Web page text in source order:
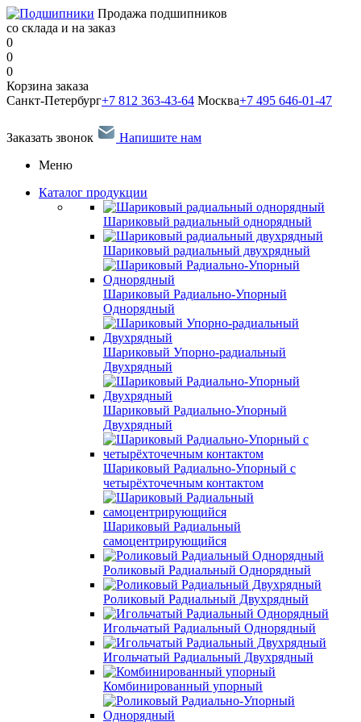
Продажа подшипников
со склада и на заказ
0
0
0
Корзина заказа
Санкт-Петербург+7 812 363-43-64 Москва+7 495 646-01-47
Заказать звонок
Напишите нам
Меню
Каталог продукции
Шариковый радиальный однорядный
Шариковый радиальный двухрядный
Шариковый Радиально-Упорный
Однорядный
Шариковый Упорно-радиальный
Двухрядный
Шариковый Радиально-Упорный
Двухрядный
Шариковый Радиально-Упорный с
четырёхточечным контактом
Шариковый Радиальный
самоцентрирующийся
Роликовый Радиальный Однорядный
Роликовый Радиальный Двухрядный
Игольчатый Радиальный Однорядный
Игольчатый Радиальный Двухрядный
Комбинированный упорный